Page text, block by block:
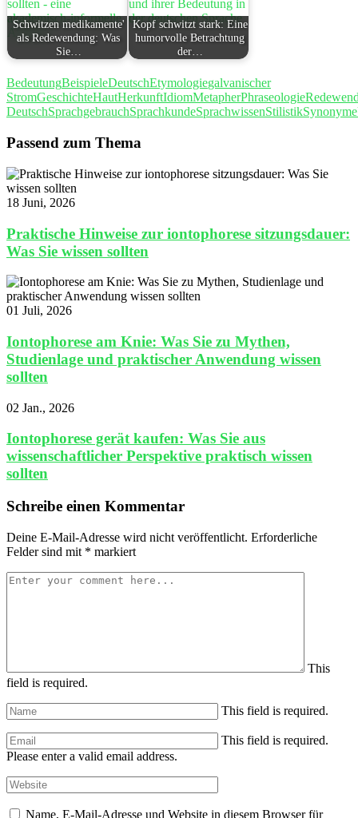
Schwitzen medikamente'
als Redewendung: Was
Sie…
Kopf schwitzt stark: Eine
humorvolle Betrachtung
der…
BedeutungBeispieleDeutschEtymologiegalvanischer
StromGeschichteHautHerkunftIdiomMetapherPhraseologie
DeutschSprachgebrauchSprachkundeSprachwissenStilistikSynonyme
Passend zum Thema
18 Juni, 2026
Praktische Hinweise zur iontophorese sitzungsdauer:
Was Sie wissen sollten
01 Juli, 2026
Iontophorese am Knie: Was Sie zu Mythen,
Studienlage und praktischer Anwendung wissen
sollten
02 Jan., 2026
Iontophorese gerät kaufen: Was Sie aus
wissenschaftlicher Perspektive praktisch wissen
sollten
Schreibe einen Kommentar
Deine E-Mail-Adresse wird nicht veröffentlicht. Erforderliche
Felder sind mit * markiert
This
field is required.
This field is required.
This field is required.
Please enter a valid email address.
Name, E-Mail-Adresse und Website in diesem Browser für